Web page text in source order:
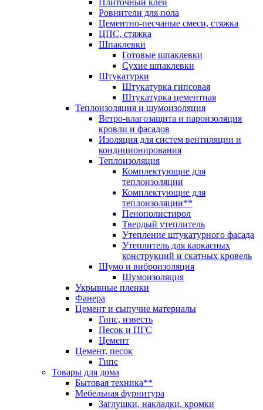
Плиточный клей
Ровнители для пола
Цементно-песчаные смеси, стяжка
ЦПС, стяжка
Шпаклевки
Готовые шпаклевки
Сухие шпаклевки
Штукатурки
Штукатурка гипсовая
Штукатурка цементная
Теплоизоляция и шумоизоляция
Ветро-влагозащита и пароизоляция
кровли и фасадов
Изоляция для систем вентиляции и
кондиционирования
Теплоизоляция
Комплектующие для
теплоизоляции
Комплектующие для
теплоизоляции**
Пенополистирол
Твердый утеплитель
Утепление штукатурного фасада
Утеплитель для каркасных
конструкций и скатных кровель
Шумо и виброизоляция
Шумоизоляция
Укрывные пленки
Фанера
Цемент и сыпучие материалы
Гипс, известь
Песок и ПГС
Цемент
Цемент, песок
Гипс
Товары для дома
Бытовая техника**
Мебельная фурнитура
Заглушки, накладки, кромки